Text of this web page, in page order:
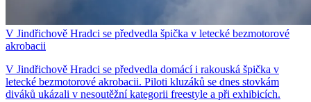
V Jindřichově Hradci se předvedla špička v letecké bezmotorové
akrobacii
V Jindřichově Hradci se předvedla domácí i rakouská špička v
letecké bezmotorové akrobacii. Piloti kluzáků se dnes stovkám
diváků ukázali v nesoutěžní kategorii freestyle a při exhibicích.